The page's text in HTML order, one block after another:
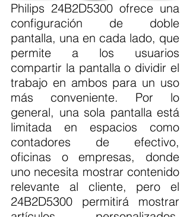
Philips 24B2D5300 ofrece una
configuración de doble
pantalla, una en cada lado, que
permite a los usuarios
compartir la pantalla o dividir el
trabajo en ambos para un uso
más conveniente. Por lo
general, una sola pantalla está
limitada en espacios como
contadores de efectivo,
oficinas o empresas, donde
uno necesita mostrar contenido
relevante al cliente, pero el
24B2D5300 permitirá mostrar